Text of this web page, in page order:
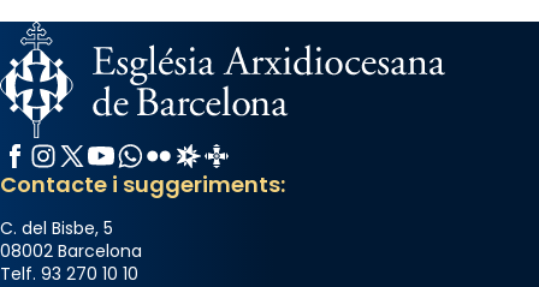
Facebook
Instagram
X / Twitter
YouTube
WhatsApp
FlickrRadio Estel
Catalunya Cristiana
Contacte i suggeriments:
C. del Bisbe, 5
08002 Barcelona
Telf. 93 270 10 10